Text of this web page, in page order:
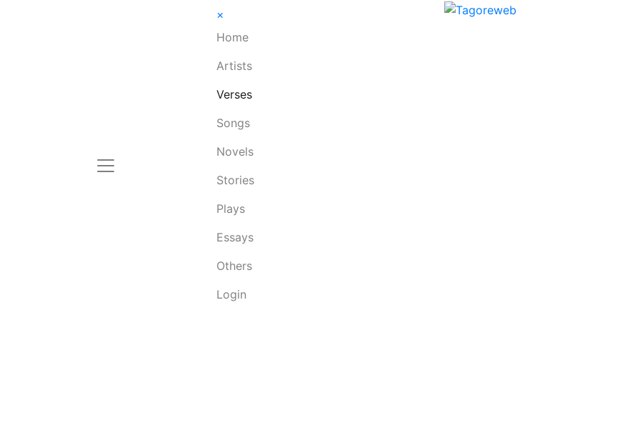
×
Home
Artists
Verses
Songs
Novels
Stories
Plays
Essays
Others
Login